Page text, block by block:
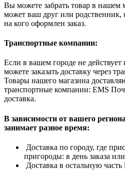
Вы можете забрать товар в нашем
может ваш друг или родственник,
на кого оформлен заказ.
Транспортные компании:
Если в вашем городе не действует
можете заказать доставку через
Товары нашего магазина
транспортные компании: EMS
доставка.
В зависимости от вашего
занимает разное время:
Доставка по городу, где
пригороды: в день заказа
Доставка в остальную